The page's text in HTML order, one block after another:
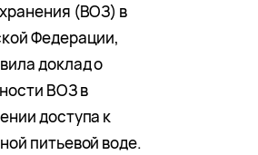
(ВОЗ) в
Федерации,
доклад о
ВОЗ в
доступа к
питьевой воде.